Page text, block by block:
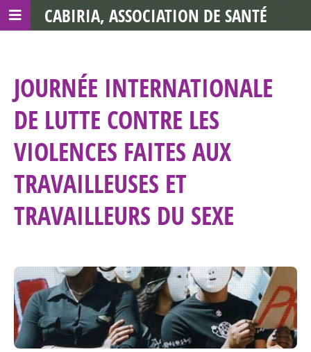
JOURNÉE INTERNATIONALE
DE LUTTE CONTRE LES
VIOLENCES FAITES AUX
TRAVAILLEUSES ET
TRAVAILLEURS DU SEXE
CABIRIA, ASSOCIATION DE SANTÉ